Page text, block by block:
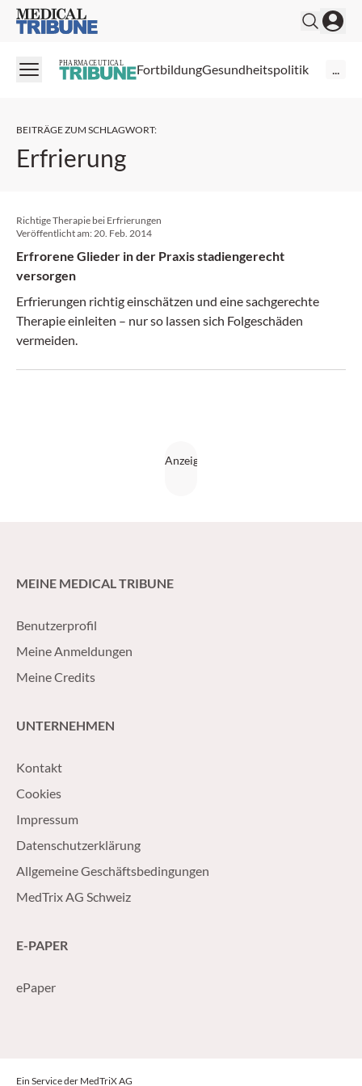
Medical Tribune
PHARMACEUTICAL FortbildungGesundheitspolitik ...
BEITRÄGE ZUM SCHLAGWORT:
Erfrierung
Richtige Therapie bei Erfrierungen
Veröffentlicht am: 20. Feb. 2014
Erfrorene Glieder in der Praxis stadiengerecht
versorgen
Erfrierungen richtig einschätzen und eine sachgerechte
Therapie einleiten – nur so lassen sich Folgeschäden
vermeiden.
MEINE MEDICAL TRIBUNE
Benutzerprofil
Meine Anmeldungen
Meine Credits
UNTERNEHMEN
Kontakt
Cookies
Impressum
Datenschutzerklärung
Allgemeine Geschäftsbedingungen
MedTrix AG Schweiz
E-PAPER
ePaper
Ein Service der MedTriX AG